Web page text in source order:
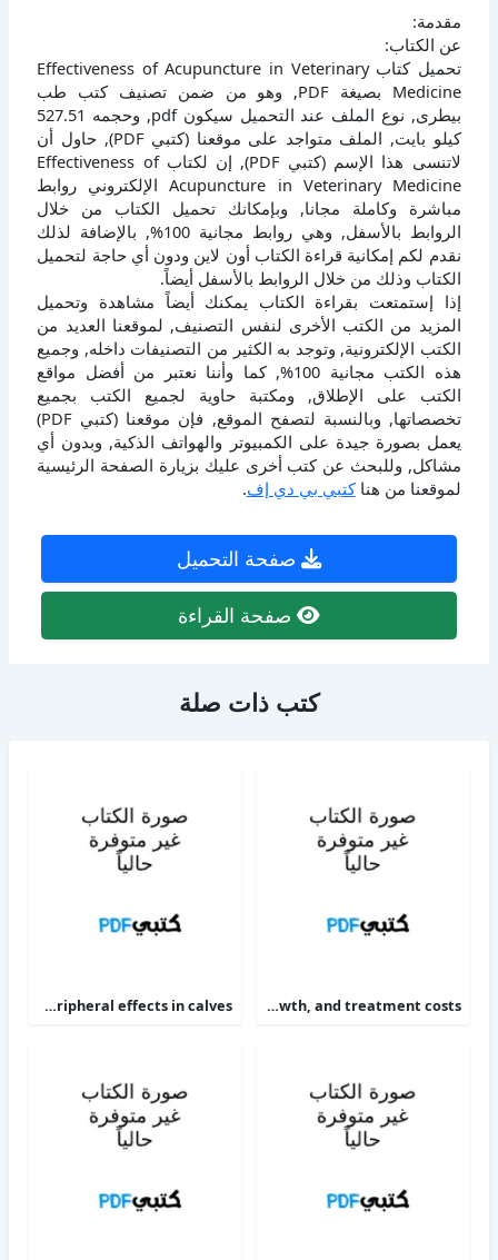
مقدمة:
عن الكتاب:
تحميل كتاب Effectiveness of Acupuncture in Veterinary
Medicine بصيغة PDF, وهو من ضمن تصنيف كتب طب
بيطرى, نوع الملف عند التحميل سيكون pdf, وحجمه 527.51
كيلو بايت, الملف متواجد على موقعنا (كتبي PDF), حاول أن
لاتنسى هذا الإسم (كتبي PDF), إن لكتاب Effectiveness of
Acupuncture in Veterinary Medicine الإلكتروني روابط
مباشرة وكاملة مجانا, وبإمكانك تحميل الكتاب من خلال
الروابط بالأسفل, وهي روابط مجانية 100%, بالإضافة لذلك
نقدم لكم إمكانية قراءة الكتاب أون لاين ودون أي حاجة لتحميل
الكتاب وذلك من خلال الروابط بالأسفل أيضاً.
إذا إستمتعت بقراءة الكتاب يمكنك أيضاً مشاهدة وتحميل
المزيد من الكتب الأخرى لنفس التصنيف, لموقعنا العديد من
الكتب الإلكترونية, وتوجد به الكثير من التصنيفات داخله, وجميع
هذه الكتب مجانية 100%, كما وأننا نعتبر من أفضل مواقع
الكتب على الإطلاق, ومكتبة حاوية لجميع الكتب بجميع
تخصصاتها, وبالنسبة لتصفح الموقع, فإن موقعنا (كتبي PDF)
يعمل بصورة جيدة على الكمبيوتر والهواتف الذكية, وبدون أي
مشاكل, وللبحث عن كتب أخرى عليك بزيارة الصفحة الرئيسية
لموقعنا من هناكتبي بي دي إف.
صفحة التحميل
صفحة القراءة
كتب ذات صلة
Targeting therapy to minimize antimicrobial use in preweaned calves effects on health, growth, and treatment costs
The alpha 2-adrenoceptor agonists xylazine and guanfacine exert different central nervous system, but comparable peripheral effects in calves